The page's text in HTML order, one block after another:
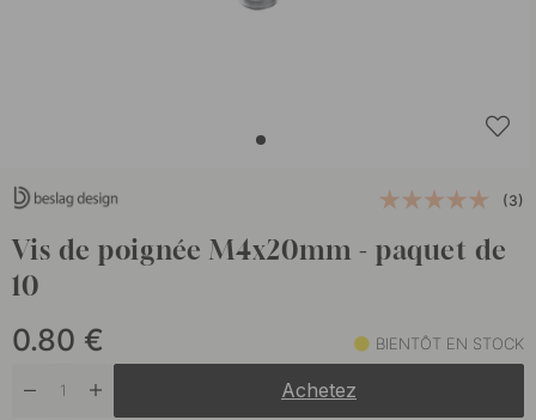
(3)
Vis de poignée M4x20mm - paquet de
10
0.80 € BIENTÔT EN STOCK
Achetez